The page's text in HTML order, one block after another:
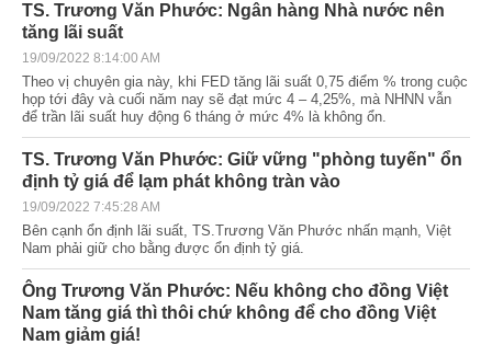
TS. Trương Văn Phước: Ngân hàng Nhà nước nên
tăng lãi suất
19/09/2022 8:14:00 AM
Theo vị chuyên gia này, khi FED tăng lãi suất 0,75 điểm % trong cuộc
họp tới đây và cuối năm nay sẽ đạt mức 4 – 4,25%, mà NHNN vẫn
để trần lãi suất huy động 6 tháng ở mức 4% là không ổn.
TS. Trương Văn Phước: Giữ vững "phòng tuyến" ổn
định tỷ giá để lạm phát không tràn vào
19/09/2022 7:45:28 AM
Bên cạnh ổn định lãi suất, TS.Trương Văn Phước nhấn mạnh, Việt
Nam phải giữ cho bằng được ổn định tỷ giá.
Ông Trương Văn Phước: Nếu không cho đồng Việt
Nam tăng giá thì thôi chứ không để cho đồng Việt
Nam giảm giá!